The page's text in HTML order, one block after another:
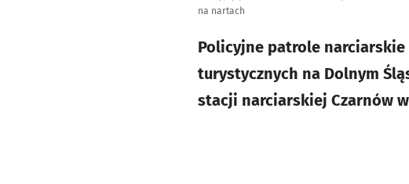
na nartach
Policyjne patrole
turystycznych na Dolnym
stacji narciarskiej Czarnów